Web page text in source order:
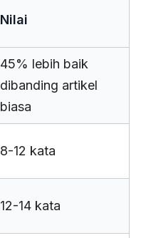
Nilai
45% lebih baik
dibanding artikel
biasa
8-12 kata
12-14 kata